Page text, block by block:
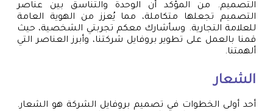
التصميم. من المؤكد أن الوحدة والتناسق بين عناصر
التصميم تجعلها متكاملة، مما يُعزز من الهوية العامة
للعلامة التجارية. وسأشارك معكم تجربتي الشخصية، حيث
قمنا بالعمل على تطوير بروفايل شركتنا، وأبرز العناصر التي
ألهمتنا.
الشعار
أحد أولى الخطوات في تصميم بروفايل الشركة هو الشعار.